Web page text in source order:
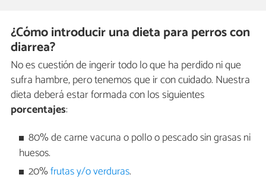
¿Cómo introducir una dieta para perros con
diarrea?
No es cuestión de ingerir todo lo que ha perdido ni que
sufra hambre, pero tenemos que ir con cuidado. Nuestra
dieta deberá estar formada con los siguientes
porcentajes:
80% de carne vacuna o pollo o pescado sin grasas ni
huesos.
20%frutas y/o verduras.